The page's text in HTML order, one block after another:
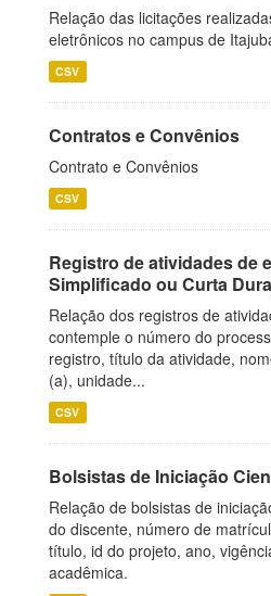
Relação das licitações
eletrônicos no campus de
CSV
Contratos e Convênios
Contrato e Convênios
CSV
Registro de atividades de
Simplificado ou Curta
Relação dos registros de
contemple o número do
registro, título da atividade,
(a), unidade...
CSV
Bolsistas de Iniciação
Relação de bolsistas de
do discente, número de
título, id do projeto, ano,
acadêmica.